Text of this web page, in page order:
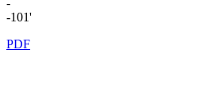
-101'
PDF